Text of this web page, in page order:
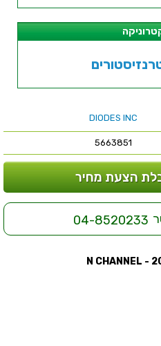
DIODES INC
5663851
הצעת מחיר
04-8520233